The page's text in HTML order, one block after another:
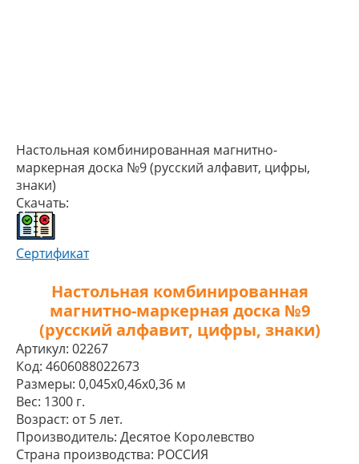
Настольная комбинированная магнитно-
маркерная доска №9 (русский алфавит, цифры,
знаки)
Скачать:
Сертификат
Настольная комбинированная
магнитно-маркерная доска №9
(русский алфавит, цифры, знаки)
Артикул: 02267
Код: 4606088022673
Размеры: 0,045x0,46x0,36 м
Вес: 1300 г.
Возраст: от 5 лет.
Производитель: Десятое Королевство
Страна производства: РОССИЯ